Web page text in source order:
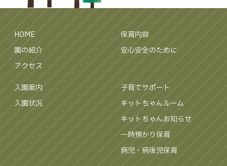
HOME
園の紹介
アクセス
保育内容
安心安全のために
入園案内
入園状況
子育てサポート
キットちゃんルーム
キットちゃんお知らせ
一時預かり保育
病児・病後児保育